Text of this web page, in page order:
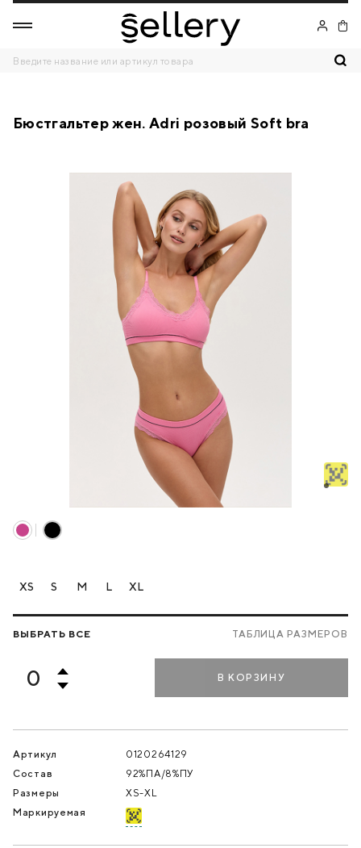
Бюстгальтер жен. Adri розовый Soft bra
Артикул
0120264129
Состав
92%ПА/8%ПУ
Размеры
XS-XL
Маркируемая
XS S M L XL
ВЫБРАТЬ ВСЕ ТАБЛИЦА РАЗМЕРОВ
В КОРЗИНУ